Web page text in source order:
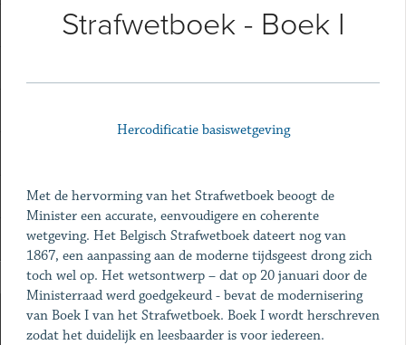
Strafwetboek - Boek I
Hercodificatie basiswetgeving
Met de hervorming van het Strafwetboek beoogt de
Minister een accurate, eenvoudigere en coherente
wetgeving. Het Belgisch Strafwetboek dateert nog van
1867, een aanpassing aan de moderne tijdsgeest drong zich
toch wel op. Het wetsontwerp – dat op 20 januari door de
Ministerraad werd goedgekeurd - bevat de modernisering
van Boek I van het Strafwetboek. Boek I wordt herschreven
zodat het duidelijk en leesbaarder is voor iedereen.